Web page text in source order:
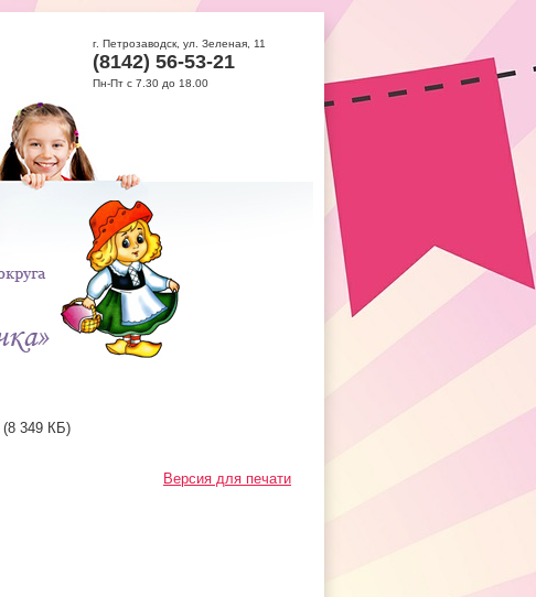
г. Петрозаводск, ул. Зеленая, 11
(8142) 56-53-21
Пн-Пт с 7.30 до 18.00
(8 349 КБ)
Версия для печати